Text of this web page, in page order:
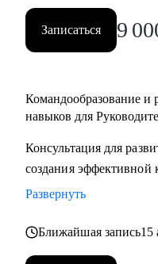
Записаться 9
Командообразование и
навыков для
Консультация для
создания эффективной
Развернуть
Ближайшая запись15